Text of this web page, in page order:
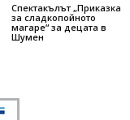
Спектакълът „Приказка
за сладкопойното
магаре“ за децата в
Шумен